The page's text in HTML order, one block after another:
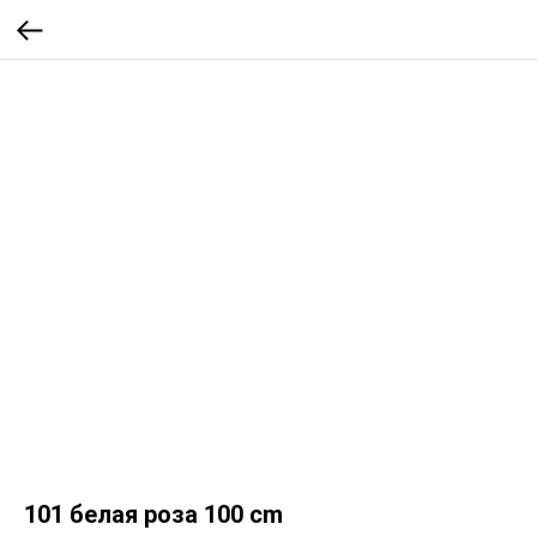
101 белая роза 100 cm